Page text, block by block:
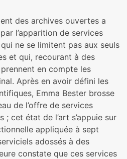
des archives ouvertes a
l’apparition de services
ne se limitent pas aux seuls
et qui, recourant à des
en compte les
Après en avoir défini les
Emma Bester brosse
de l’offre de services
; cet état de l’art s’appuie sur
appliquée à sept
adossés à des
constate que ces services